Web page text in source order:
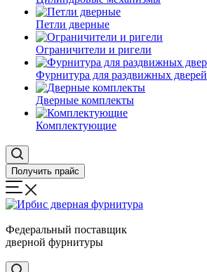
Петли дверные
Ограничители и ригели
Фурнитура для раздвижных дверей
Дверные комплекты
Комплектующие
Получить прайс
Федеральный поставщик
дверной фурнитуры